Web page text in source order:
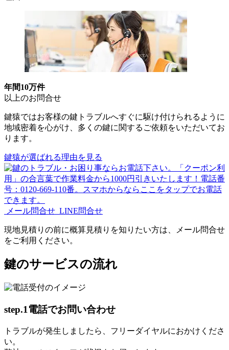
年間10万件
以上のお問合せ
鍵猿ではお客様の鍵トラブルへすぐに駆け付けられるように
地域密着を心がけ、多くの鍵に関するご依頼をいただいてお
ります。
鍵猿が選ばれる理由を見る
メール問合せ LINE問合せ
現地見積りの前に概算見積りを知りたい方は、メール問合せ
をご利用ください。
鍵のサービスの流れ
step.1 電話でお問い合わせ
トラブルが発生しましたら、フリーダイヤルにおかけくださ
い。